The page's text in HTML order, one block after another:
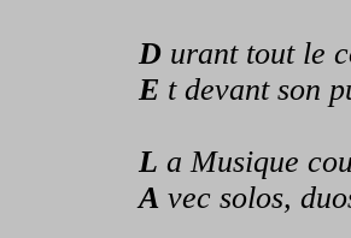
D urant tout le
E t devant son
L a Musique
A vec solos,